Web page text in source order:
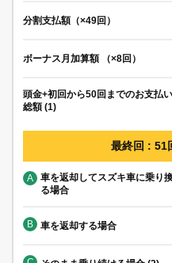
分割支払額（×49回）
ボーナス月加算額 （×8回）
頭金+初回から50回までのお支払い
総額 (1)
最終回 : 51
A
車を返却してスズキ車に乗り
る場合
B 車を返却する場合